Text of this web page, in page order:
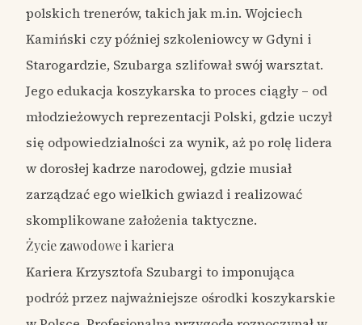
polskich trenerów, takich jak m.in. Wojciech
Kamiński czy później szkoleniowcy w Gdyni i
Starogardzie, Szubarga szlifował swój warsztat.
Jego edukacja koszykarska to proces ciągły – od
młodzieżowych reprezentacji Polski, gdzie uczył
się odpowiedzialności za wynik, aż po rolę lidera
w dorosłej kadrze narodowej, gdzie musiał
zarządzać ego wielkich gwiazd i realizować
skomplikowane założenia taktyczne.
Życie zawodowe i kariera
Kariera Krzysztofa Szubargi to imponująca
podróż przez najważniejsze ośrodki koszykarskie